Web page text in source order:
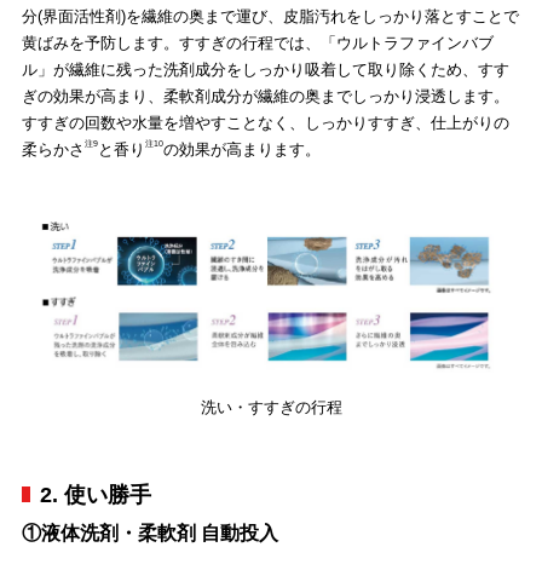
分(界面活性剤)を繊維の奥まで運び、皮脂汚れをしっかり落とすことで
黄ばみを予防します。すすぎの行程では、「ウルトラファインバブ
ル」が繊維に残った洗剤成分をしっかり吸着して取り除くため、すす
ぎの効果が高まり、柔軟剤成分が繊維の奥までしっかり浸透します。
すすぎの回数や水量を増やすことなく、しっかりすすぎ、仕上がりの
柔らかさ 注9 と香り 注10の効果が高まります。
洗い・すすぎの行程
2. 使い勝手
①液体洗剤・柔軟剤 自動投入